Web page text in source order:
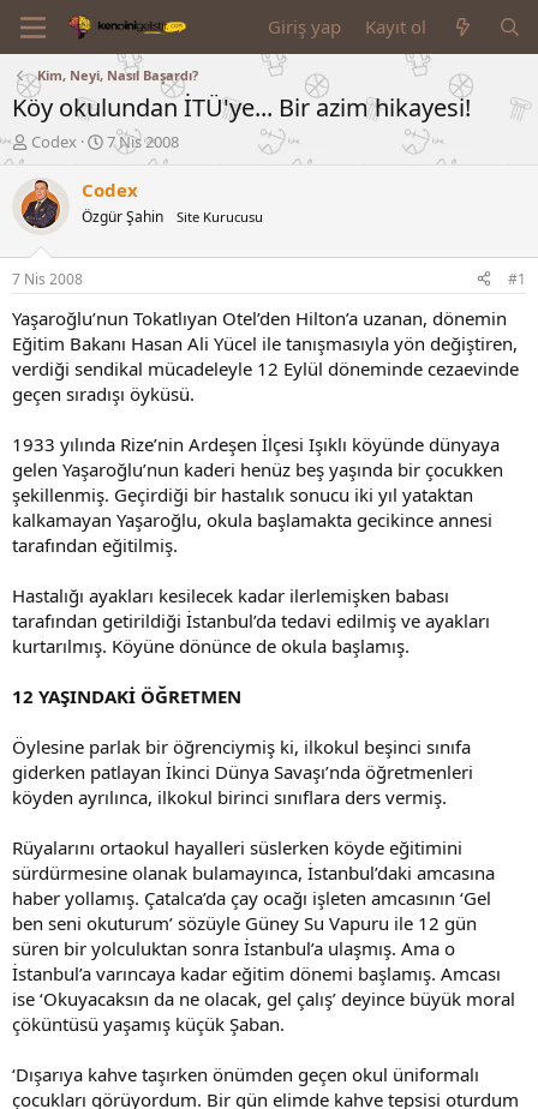
Giriş yap Kayıt ol
Kim, Neyi, Nasıl Başardı?
Köy okulundan İTÜ'ye... Bir azim hikayesi!
K
n
u
y
u
B
a
ş
l
a
t
a
Codex
B
ş
a
ı
ç
a
r
i
i
7 Nis 2008
Codex
Özgür Şahin Site Kurucusu
7 Nis 2008 #1
Yaşaroğlu’nun Tokatlıyan Otel’den Hilton’a uzanan, dönemin
Eğitim Bakanı Hasan Ali Yücel ile tanışmasıyla yön değiştiren,
verdiği sendikal mücadeleyle 12 Eylül döneminde cezaevinde
geçen sıradışı öyküsü.
1933 yılında Rize’nin Ardeşen İlçesi Işıklı köyünde dünyaya
gelen Yaşaroğlu’nun kaderi henüz beş yaşında bir çocukken
şekillenmiş. Geçirdiği bir hastalık sonucu iki yıl yataktan
kalkamayan Yaşaroğlu, okula başlamakta gecikince annesi
tarafından eğitilmiş.
Hastalığı ayakları kesilecek kadar ilerlemişken babası
tarafından getirildiği İstanbul’da tedavi edilmiş ve ayakları
kurtarılmış. Köyüne dönünce de okula başlamış.
12 YAŞINDAKİ ÖĞRETMEN
Öylesine parlak bir öğrenciymiş ki, ilkokul beşinci sınıfa
giderken patlayan İkinci Dünya Savaşı’nda öğretmenleri
köyden ayrılınca, ilkokul birinci sınıflara ders vermiş.
Rüyalarını ortaokul hayalleri süslerken köyde eğitimini
sürdürmesine olanak bulamayınca, İstanbul’daki amcasına
haber yollamış. Çatalca’da çay ocağı işleten amcasının ‘Gel
ben seni okuturum’ sözüyle Güney Su Vapuru ile 12 gün
süren bir yolculuktan sonra İstanbul’a ulaşmış. Ama o
İstanbul’a varıncaya kadar eğitim dönemi başlamış. Amcası
ise ‘Okuyacaksın da ne olacak, gel çalış’ deyince büyük moral
çöküntüsü yaşamış küçük Şaban.
‘Dışarıya kahve taşırken önümden geçen okul üniformalı
çocukları görüyordum. Bir gün elimde kahve tepsisi oturdum